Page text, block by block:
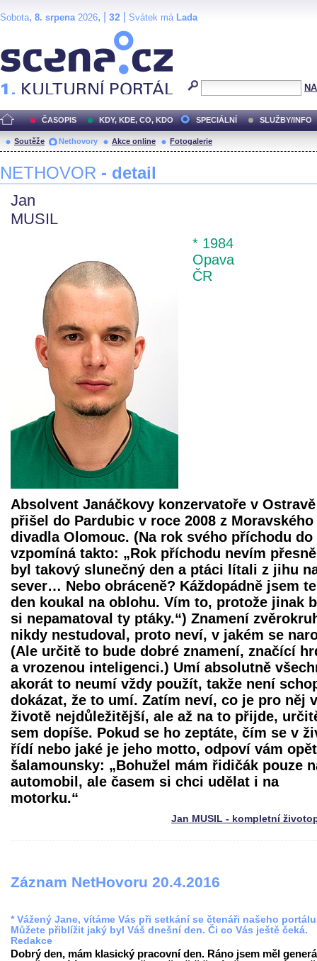
Sobota, 8. srpena2026, | 32 Svátek má Lada
ČASOPIS KDY, KDE, CO, KDO SPECIÁLNÍ SLUŽBY/INFO
Soutěže Nethovory Akce online Fotogalerie
NETHOVOR - detail
Jan
MUSIL
* 1984
Opava
ČR
Absolvent Janáčkovy konzervatoře v Ostravě
přišel do Pardubic v roce 2008 z Moravského
divadla Olomouc. (Na rok svého příchodu do
vzpomíná takto: „Rok příchodu nevím
byl takový slunečný den a ptáci lítali z jihu
sever… Nebo obráceně? Káždopádně jsem
den koukal na oblohu. Vím to, protože jinak
si nepamatoval ty ptáky.“) Znamení
nikdy nestudoval, proto neví, v jakém se
(Ale určitě to bude dobré znamení, značící
a vrozenou inteligenci.) Umí absolutně
akorát to neumí vždy použít, takže není
dokázat, že to umí. Zatím neví, co je pro něj v
životě nejdůležitější, ale až na to přijde,
sem dopíše. Pokud se ho zeptáte, čím se v
řídí nebo jaké je jeho motto, odpoví vám opět
šalamounsky: „Bohužel mám řidičák pouze
automobil, ale časem si chci udělat i na
motorku.“
Jan MUSIL - kompletní
Záznam NetHovoru 20.4.2016
* Vážený Jane, vítáme Vás při setkání se čtenáři našeho
Můžete přiblížit jaký byl Váš dnešní den. Či co Vás ještě čeká.
Redakce
Dobrý den, mám klasický pracovní den. Ráno jsem měl